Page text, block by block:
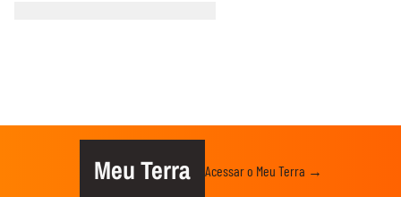
Meu Terra Acessar o Meu Terra →